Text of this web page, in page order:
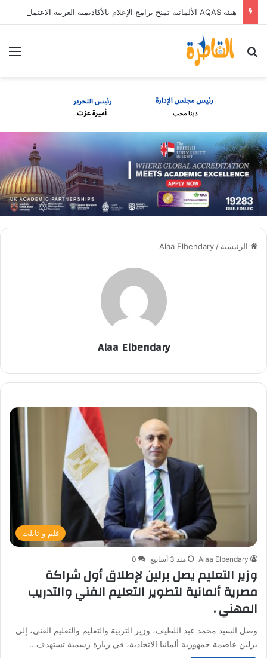
بحث عن
الرئيسية /
Alaa Elbendary
Alaa Elbendary
قلم و تابلت
Alaa Elbendary منذ 3 أسابيع 0
وزير التعليم يصل برلين لإطلاق أول شراكة
مصرية ألمانية لتطوير التعليم الفني والتدريب
المهني .
وصل السيد محمد عبد اللطيف، وزير التربية والتعليم والتعليم الفني، إلى
برلين عاصمة جمهورية ألمانيا الاتحادية، في زيارة رسمية تستهدف…